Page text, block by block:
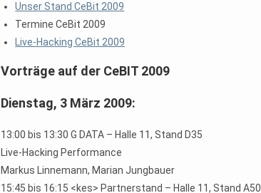
Unser Stand CeBit 2009
Termine CeBit 2009
Live-Hacking CeBit 2009
Vorträge auf der CeBIT 2009
Dienstag, 3 März 2009:
13:00 bis 13:30 G DATA – Halle 11, Stand D35
Live-Hacking Performance
Markus Linnemann, Marian Jungbauer
15:45 bis 16:15 <kes> Partnerstand – Halle 11, Stand A50